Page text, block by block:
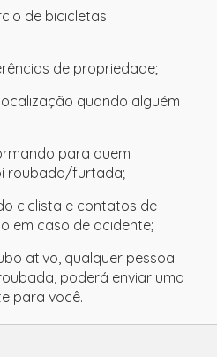
de bicicletas
de propriedade;
quando alguém
para quem
roubada/furtada;
ciclista e contatos de
em caso de acidente;
ativo, qualquer pessoa
poderá enviar uma
para você.